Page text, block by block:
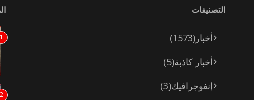
التصنيفات
أخبار (1573)
أخبار كاذبة(5)
إنفوجرافيك(3)
1
2